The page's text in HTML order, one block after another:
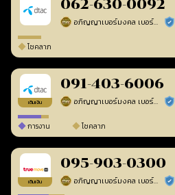
062-630-0092
อภิญญาเบอร์มงคล เบอร์สวยเลขศาสตร์ ร้า
โชคลาภ
เติมเงิน
091-403-6006
อภิญญาเบอร์มงคล เบอร์สวยเลขศาสตร์ ร้า
การงาน โชคลาภ
เติมเงิน
095-903-0300
อภิญญาเบอร์มงคล เบอร์สวยเลขศาสตร์ ร้า